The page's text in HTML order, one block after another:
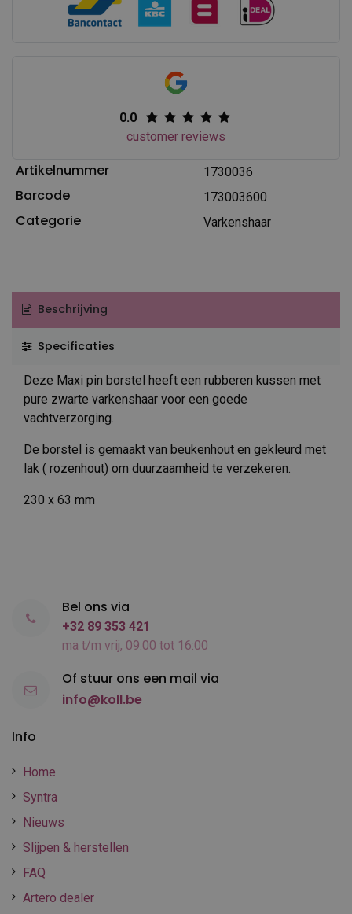
0.0
customer reviews
Artikelnummer 1730036
Barcode 173003600
Categorie Varkenshaar
Beschrijving
Specificaties
Deze Maxi pin borstel heeft een rubberen kussen met
pure zwarte varkenshaar voor een goede
vachtverzorging.
De borstel is gemaakt van beukenhout en gekleurd met
lak ( rozenhout) om duurzaamheid te verzekeren.
230 x 63 mm
Info
Home
Syntra
Nieuws
Slijpen & herstellen
FAQ
Artero dealer
Bel ons via
+32 89 353 421
ma t/m vrij, 09:00 tot 16:00
Of stuur ons een mail via
info@koll.be